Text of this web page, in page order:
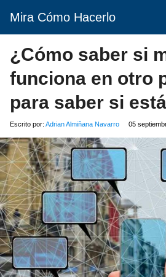
Mira Cómo Hacerlo
¿Cómo saber si
funciona en otro
para saber si
Escrito por: Adrian Almiñana Navarro 05